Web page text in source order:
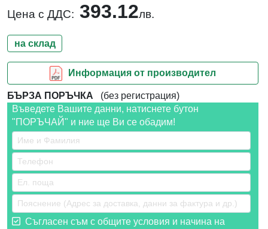
Цена с ДДС: 393.12лв.
на склад
Информация от производител
БЪРЗА ПОРЪЧКА (без регистрация)
Въведете Вашите данни, натиснете бутон
"ПОРЪЧАЙ" и ние ще Ви се обадим!
Съгласен съм с общите условия и начина на